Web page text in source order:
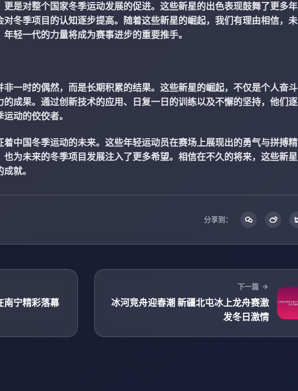
是对整个国家冬季运动发展的促进。这些新星的出色表现鼓舞了更多年
冬季项目的认知逐步提高。随着这些新星的崛起，我们有理由相信，未
轻一代的力量将成为赛事进步的重要推手。
一时的偶然，而是长期积累的结果。这些新星的崛起，不仅是个人奋斗
成果。通过创新技术的应用、日复一日的训练以及不懈的坚持，他们逐
动的佼佼者。
中国冬季运动的未来。这些年轻运动员在赛场上展现出的勇气与拼搏精
为未来的冬季项目发展注入了更多希望。相信在不久的将来，这些新星
就。
分享到：
南宁精彩落幕
下一篇
冰河竞舟迎春潮 新疆北屯冰上龙舟赛激
发冬日激情